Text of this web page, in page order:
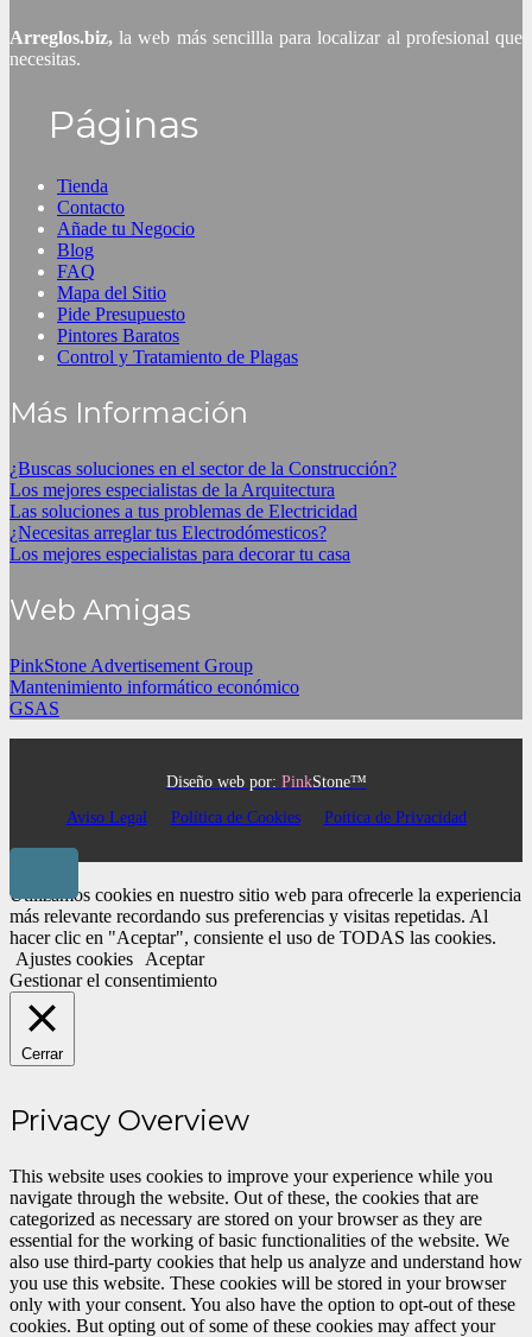
Arreglos.biz,la web más sencillla para localizar al profesional que
necesitas.
Páginas
Tienda
Contacto
Añade tu Negocio
Blog
FAQ
Mapa del Sitio
Pide Presupuesto
Pintores Baratos
Control y Tratamiento de Plagas
Más Información
¿Buscas soluciones en el sector de la Construcción?
Los mejores especialistas de la Arquitectura
Las soluciones a tus problemas de Electricidad
¿Necesitas arreglar tus Electrodómesticos?
Los mejores especialistas para decorar tu casa
Web Amigas
PinkStone Advertisement Group
Mantenimiento informático económico
GSAS
Diseño web por: PinkStone™
Aviso Legal
Política de Cookies Poítica de Privacidad
Utilizamos cookies en nuestro sitio web para ofrecerle la experiencia
más relevante recordando sus preferencias y visitas repetidas. Al
hacer clic en "Aceptar", consiente el uso de TODAS las cookies.
Ajustes cookies
Aceptar
Gestionar el consentimiento
Cerrar
Privacy Overview
This website uses cookies to improve your experience while you
navigate through the website. Out of these, the cookies that are
categorized as necessary are stored on your browser as they are
essential for the working of basic functionalities of the website. We
also use third-party cookies that help us analyze and understand how
you use this website. These cookies will be stored in your browser
only with your consent. You also have the option to opt-out of these
cookies. But opting out of some of these cookies may affect your